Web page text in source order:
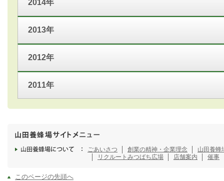
2014年
2013年
2012年
2011年
ごあいさつ 創業の精神・企業理念
山田養蜂
リクルート みつばち広場 店舗案内 催事
このページの先頭へ